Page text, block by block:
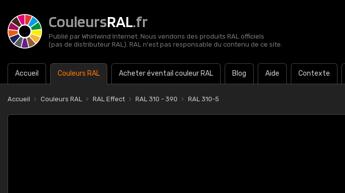
CouleursRAL.fr
Publié par Whirlwind Internet. Nous vendons des produits RAL officiels
(pas de distributeur RAL). RAL n'est pas responsable du contenu de ce site.
Accueil Couleurs RAL Acheter éventail couleur RAL Blog Aide Contexte
Accueil Couleurs RAL RAL Effect RAL 310 - 390 RAL 310-5